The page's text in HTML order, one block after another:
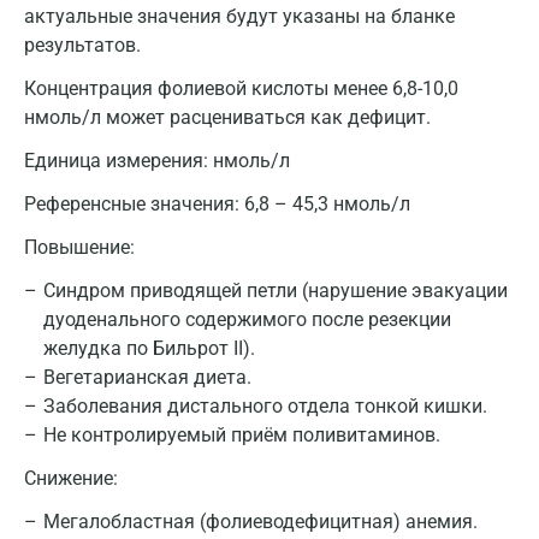
актуальные значения будут указаны на бланке
результатов.
Концентрация фолиевой кислоты менее 6,8-10,0
нмоль/л может расцениваться как дефицит.
Единица измерения: нмоль/л
Референсные значения: 6,8 – 45,3 нмоль/л
Повышение:
Синдром приводящей петли (нарушение эвакуации
дуоденального содержимого после резекции
желудка по Бильрот II).
Вегетарианская диета.
Заболевания дистального отдела тонкой кишки.
Не контролируемый приём поливитаминов.
Снижение:
Мегалобластная (фолиеводефицитная) анемия.
Москва
Санкт-Петербург
Нижний Новгород